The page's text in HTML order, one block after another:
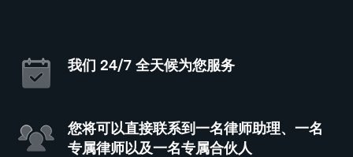
我们 24/7 全天候为您服务
您将可以直接联系到一名律师助理、一名
专属律师以及一名专属合伙人